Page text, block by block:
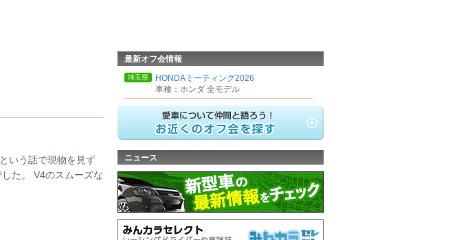
いう話で現物を見ず
た。 V4のスムーズな
最新オフ会情報
埼玉県
HONDAミーティング2026
車種：ホンダ 全モデル
ニュース